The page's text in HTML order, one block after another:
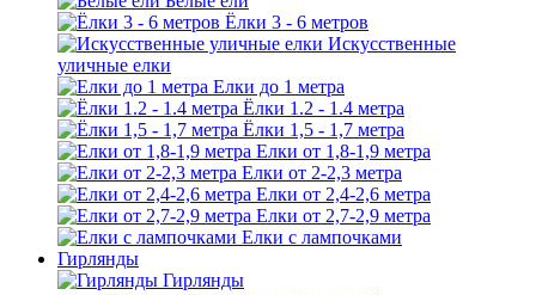
Ёлки 3 - 6 метров
Искусственные
уличные елки
Елки до 1 метра
Ёлки 1.2 - 1.4 метра
Ёлки 1,5 - 1,7 метра
Елки от 1,8-1,9 метра
Елки от 2-2,3 метра
Елки от 2,4-2,6 метра
Елки от 2,7-2,9 метра
Елки с лампочками
Гирлянды
Гирлянды